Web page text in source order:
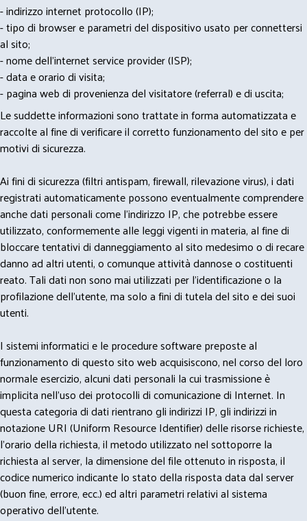
- indirizzo internet protocollo (IP);
- tipo di browser e parametri del dispositivo usato per connettersi
al sito;
- nome dell'internet service provider (ISP);
- data e orario di visita;
- pagina web di provenienza del visitatore (referral) e di uscita;
Le suddette informazioni sono trattate in forma automatizzata e
raccolte al fine di verificare il corretto funzionamento del sito e per
motivi di sicurezza.
Ai fini di sicurezza (filtri antispam, firewall, rilevazione virus), i dati
registrati automaticamente possono eventualmente comprendere
anche dati personali come l'indirizzo IP, che potrebbe essere
utilizzato, conformemente alle leggi vigenti in materia, al fine di
bloccare tentativi di danneggiamento al sito medesimo o di recare
danno ad altri utenti, o comunque attività dannose o costituenti
reato. Tali dati non sono mai utilizzati per l'identificazione o la
profilazione dell'utente, ma solo a fini di tutela del sito e dei suoi
utenti.
I sistemi informatici e le procedure software preposte al
funzionamento di questo sito web acquisiscono, nel corso del loro
normale esercizio, alcuni dati personali la cui trasmissione è
implicita nell'uso dei protocolli di comunicazione di Internet. In
questa categoria di dati rientrano gli indirizzi IP, gli indirizzi in
notazione URI (Uniform Resource Identifier) delle risorse richieste,
l'orario della richiesta, il metodo utilizzato nel sottoporre la
richiesta al server, la dimensione del file ottenuto in risposta, il
codice numerico indicante lo stato della risposta data dal server
(buon fine, errore, ecc.) ed altri parametri relativi al sistema
operativo dell'utente.